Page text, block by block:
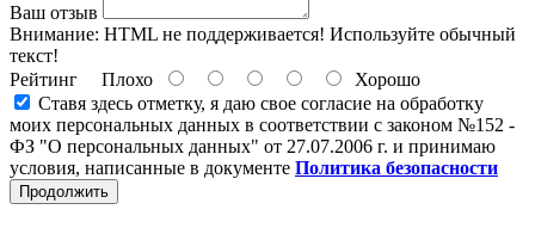
Ваш отзыв
Внимание: HTML не поддерживается! Используйте обычный
текст!
Рейтинг Плохо
Хорошо
Ставя здесь отметку, я даю свое согласие на обработку
моих персональных данных в соответствии с законом №152 -
ФЗ "О персональных данных" от 27.07.2006 г. и принимаю
условия, написанные в документе Политика безопасности
Продолжить